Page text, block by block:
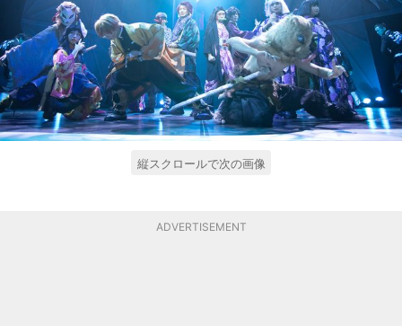
縦スクロールで次の画像
ADVERTISEMENT